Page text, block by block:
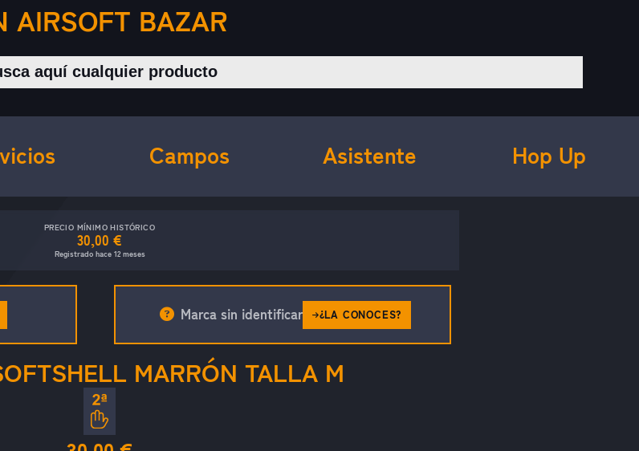
AIRSOFT BAZAR
Buscar productos
Campos Asistente Hop Up
PRECIO MÍNIMO HISTÓRICO
30,00 €
Registrado hace 12 meses
MARRÓN TALLA M
Marca sin identificar ¿LA CONOCES?